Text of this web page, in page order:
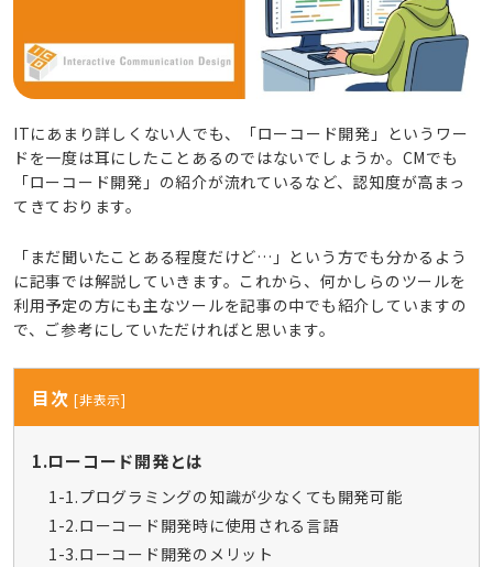
ITにあまり詳しくない人でも、「ローコード開発」というワー
ドを一度は耳にしたことあるのではないでしょうか。CMでも
「ローコード開発」の紹介が流れているなど、認知度が高まっ
てきております。
「まだ聞いたことある程度だけど…」という方でも分かるよう
に記事では解説していきます。これから、何かしらのツールを
利用予定の方にも主なツールを記事の中でも紹介していますの
で、ご参考にしていただければと思います。
目次[非表示]
1.ローコード開発とは
1-1.プログラミングの知識が少なくても開発可能
1-2.ローコード開発時に使用される言語
1-3.ローコード開発のメリット